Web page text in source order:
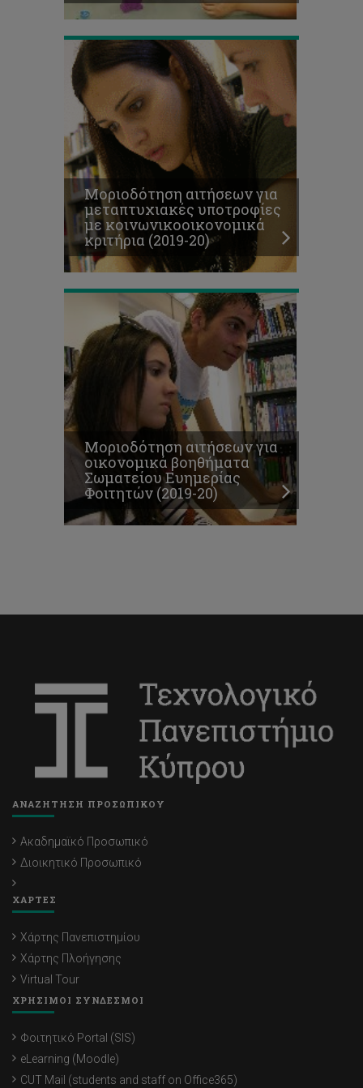
Μοριοδότηση αιτήσεων για
μεταπτυχιακές υποτροφίες
με κοινωνικοοικονομικά
κριτήρια (2019-20)
Μοριοδότηση
αιτήσεων
για
οικονομικά
βοηθήματα
Σωματείου
Ευημερίας
Φοιτητών
(2019-
20)
Μοριοδότηση αιτήσεων για
οικονομικά βοηθήματα
Σωματείου Ευημερίας
Φοιτητών (2019-20)
ΑΝΑΖΗΤΗΣΗ ΠΡΟΣΩΠΙΚΟΥ
Ακαδημαϊκό Προσωπικό
Διοικητικό Προσωπικό
ΧΑΡΤΕΣ
Χάρτης Πανεπιστημίου
Χάρτης Πλοήγησης
Virtual Tour
ΧΡΗΣΙΜΟΙ ΣΥΝΔΕΣΜΟΙ
Φοιτητικό Portal (SIS)
eLearning (Moodle)
CUT Mail (students and staff on Office365)